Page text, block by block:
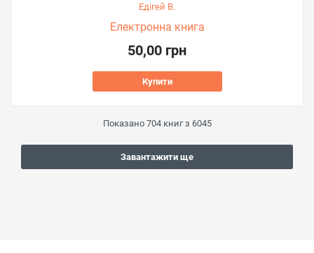
Едігей В.
Електронна книга
50,00 грн
Купити
Показано 704книг з 6045
Завантажити ще